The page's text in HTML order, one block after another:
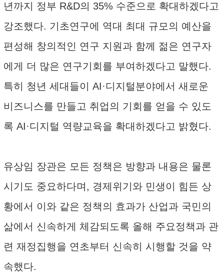
년까지 정부 R&D의 35% 수준으로 확대하겠다고
강조했다. 기초연구에 역대 최대 규모의 예산을
편성해 창의적인 연구 지원과 함께 젊은 연구자
에게 더 많은 연구기회를 부여하겠다고 말했다.
특히 청년 세대들이 AI·디지털분야에서 새로운
비즈니스를 만들고 취업의 기회를 얻을 수 있도
록 AI·디지털 역량교육을 확대하겠다고 밝혔다.
유상임 장관은 모든 정책은 방향과 내용은 물론
시기도 중요하다며, 경제위기와 민생이 힘든 상
황에서 이와 같은 정책의 효과가 산업과 국민의
삶에서 신속하게 체감되도록 올해 주요정책과 관
련 재정집행을 연초부터 신속히 시행할 것을 약
속했다.